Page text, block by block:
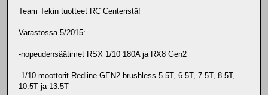
Team Tekin tuotteet RC Centeristä!
Varastossa 5/2015:
-nopeudensäätimet RSX 1/10 180A ja RX8 Gen2
-1/10 moottorit Redline GEN2 brushless 5.5T, 6.5T, 7.5T, 8.5T,
10.5T ja 13.5T